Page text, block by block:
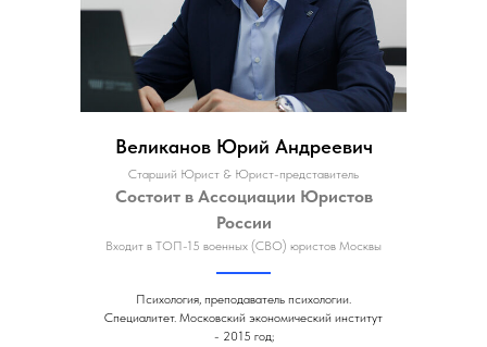
Великанов Юрий Андреевич
Старший Юрист & Юрист-представитель
Состоит в Ассоциации Юристов
России
Входит в ТОП-15 военных (СВО) юристов Москвы
Психология, преподаватель психологии.
Специалитет. Московский экономический институт
- 2015 год;